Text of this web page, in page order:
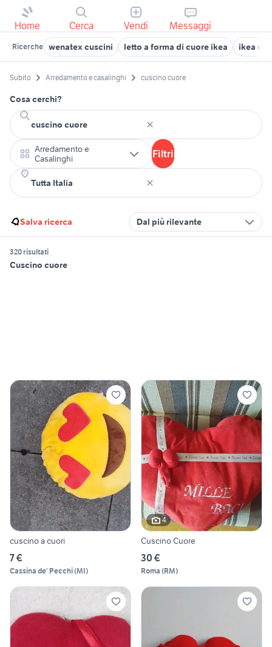
Home Cerca Vendi Messaggi
Ricerche wenatex cuscini letto a forma di cuore ikea ikea
Subito Arredamento e casalinghi cuscino cuore
Cosa cerchi?
Arredamento e
Casalinghi
Filtri
Salva ricerca Dal più rilevante
320 risultati
Cuscino cuore
cuscino a cuori
7 €
Cassina de' Pecchi(MI)
4
Cuscino Cuore
30 €
Roma (RM)